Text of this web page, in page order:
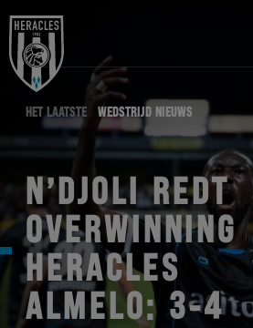
HET LAATSTE WEDSTRIJD NIEUWS
N’DJOLI REDT
OVERWINNING
HERACLES
ALMELO: 3-4